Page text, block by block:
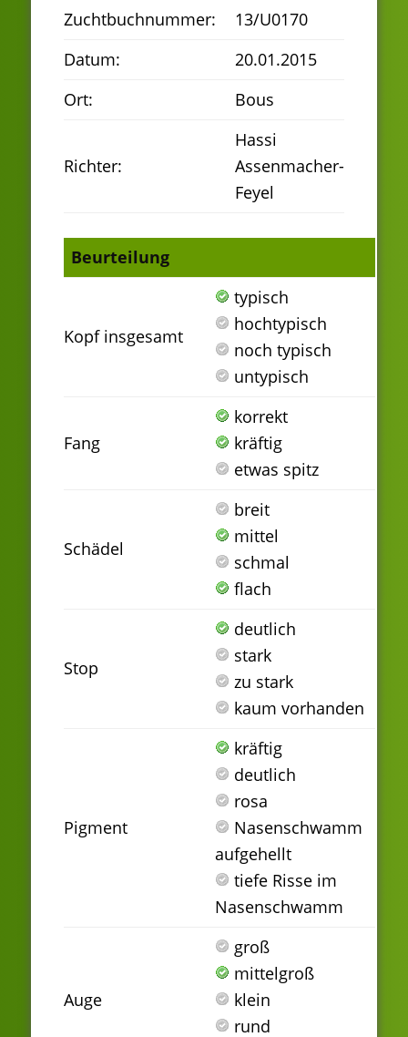
Zuchtbuchnummer:
13/U0170
Datum:
20.01.2015
Ort:
Bous
Richter:
Hassi
Assenmacher-
Feyel
Beurteilung
Kopf insgesamt
typisch
hochtypisch
noch typisch
untypisch
Fang
korrekt
kräftig
etwas spitz
Schädel
breit
mittel
schmal
flach
Stop
deutlich
stark
zu stark
kaum vorhanden
Pigment
kräftig
deutlich
rosa
Nasenschwamm
aufgehellt
tiefe Risse im
Nasenschwamm
Auge
groß
mittelgroß
klein
rund